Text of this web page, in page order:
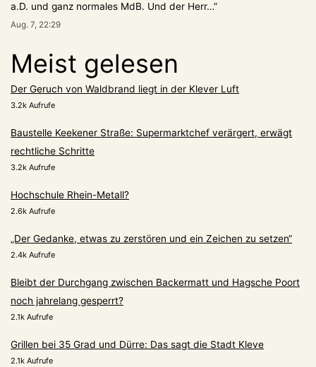
a.D. und ganz normales MdB. Und der Herr…”
Aug. 7, 22:29
Meist gelesen
Der Geruch von Waldbrand liegt in der Klever Luft
3.2k Aufrufe
Baustelle Keekener Straße: Supermarktchef verärgert, erwägt
rechtliche Schritte
3.2k Aufrufe
Hochschule Rhein-Metall?
2.6k Aufrufe
„Der Gedanke, etwas zu zerstören und ein Zeichen zu setzen“
2.4k Aufrufe
Bleibt der Durchgang zwischen Backermatt und Hagsche Poort
noch jahrelang gesperrt?
2.1k Aufrufe
Grillen bei 35 Grad und Dürre: Das sagt die Stadt Kleve
2.1k Aufrufe